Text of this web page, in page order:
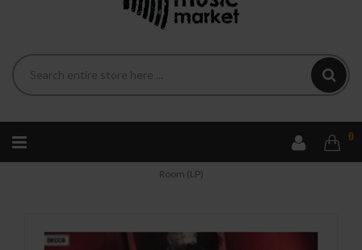
0
Moccio Stephan - Scenes From A Velvet
Room (LP)